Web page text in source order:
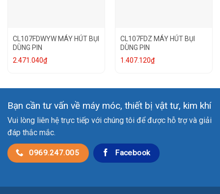
CL107FDWYW MÁY HÚT BỤI
DÙNG PIN
2.471.040₫
CL107FDZ MÁY HÚT BỤI
DÙNG PIN
1.407.120₫
Bạn cần tư vấn về máy móc, thiết bị vật tư, kim khí
Vui lòng liên hệ trực tiếp với chúng tôi để được hỗ trợ và giải
đáp thắc mắc.
0969.247.005 Facebook